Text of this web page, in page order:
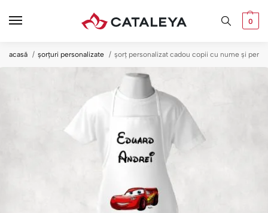
0
acasă șorțuri personalizate șorț personalizat cadou copii cu nume și